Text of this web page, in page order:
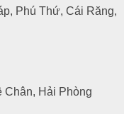
Phú Thứ, Cái Răng,
Chân, Hải Phòng